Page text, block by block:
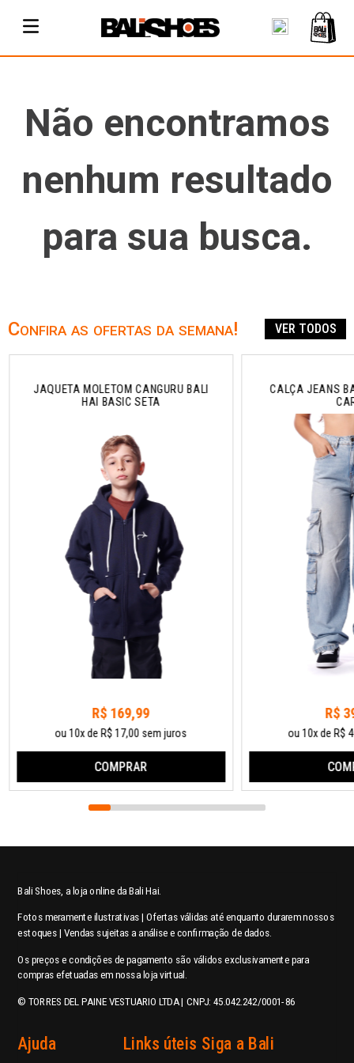
Não encontramos
nenhum resultado
para sua busca.
Confira as ofertas da semana! VER TODOS
JAQUETA MOLETOM CANGURU BALI
HAI BASIC SETA
R$ 169,99
ou 10x de R$ 17,00 sem juros
COMPRAR
CALÇA JEANS
R$
ou 10x de R$
Bali Shoes, a loja online da Bali Hai.
Fotos meramente ilustrativas | Ofertas válidas até enquanto durarem nossos
estoques | Vendas sujeitas a análise e confirmação de dados.
Os preços e condições de pagamento são válidos exclusivamente para
compras efetuadas em nossa loja virtual.
© TORRES DEL PAINE VESTUARIO LTDA | CNPJ: 45.042.242/0001-86
Ajuda Links úteis Siga a Bali